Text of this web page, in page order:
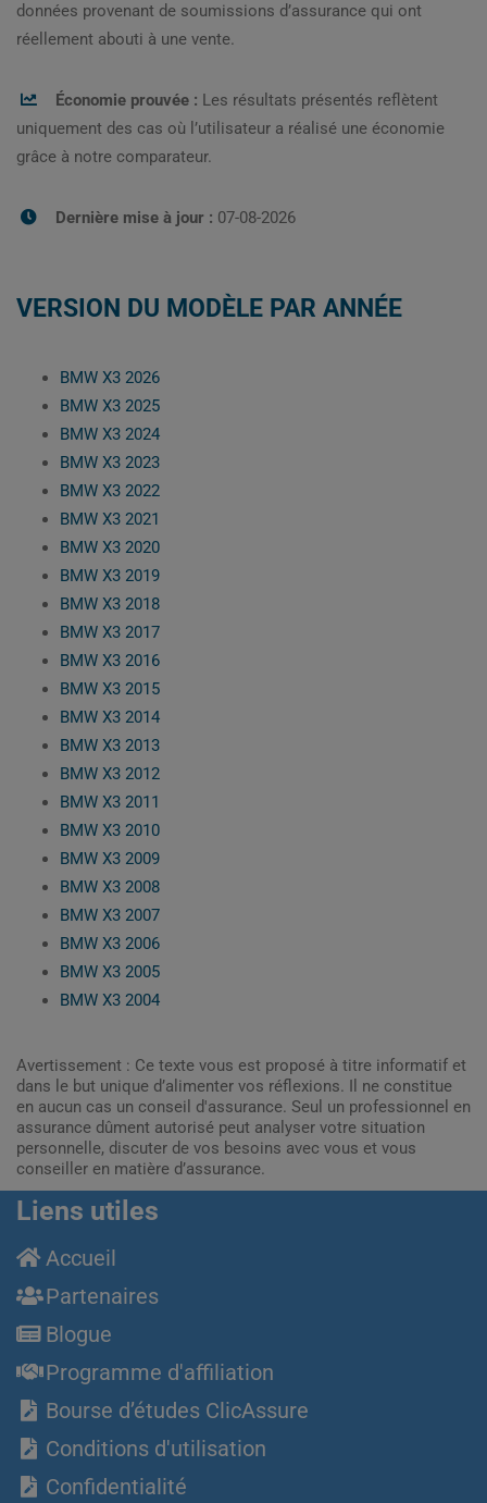
données provenant de soumissions d’assurance qui ont
réellement abouti à une vente.
Économie prouvée : Les résultats présentés reflètent
uniquement des cas où l’utilisateur a réalisé une économie
grâce à notre comparateur.
Dernière mise à jour : 07-08-2026
VERSION DU MODÈLE PAR ANNÉE
BMW X3 2026
BMW X3 2025
BMW X3 2024
BMW X3 2023
BMW X3 2022
BMW X3 2021
BMW X3 2020
BMW X3 2019
BMW X3 2018
BMW X3 2017
BMW X3 2016
BMW X3 2015
BMW X3 2014
BMW X3 2013
BMW X3 2012
BMW X3 2011
BMW X3 2010
BMW X3 2009
BMW X3 2008
BMW X3 2007
BMW X3 2006
BMW X3 2005
BMW X3 2004
Avertissement : Ce texte vous est proposé à titre informatif et
dans le but unique d’alimenter vos réflexions. Il ne constitue
en aucun cas un conseil d'assurance. Seul un professionnel en
assurance dûment autorisé peut analyser votre situation
personnelle, discuter de vos besoins avec vous et vous
conseiller en matière d’assurance.
Liens utiles
Accueil
Partenaires
Blogue
Programme d'affiliation
Bourse d’études ClicAssure
Conditions d'utilisation
Confidentialité